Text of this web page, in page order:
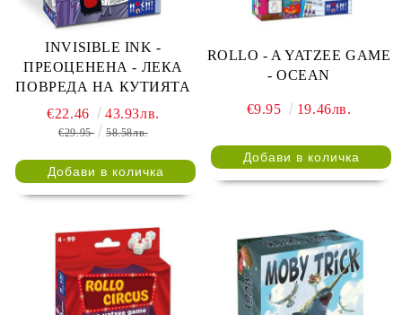
INVISIBLE INK -
ПРЕОЦЕНЕНА - ЛЕКА
ПОВРЕДА НА КУТИЯТА
€22.46 43.93лв.
€29.95 58.58лв.
ROLLO - A YATZEE GAME
- OCEAN
€9.95 19.46лв.